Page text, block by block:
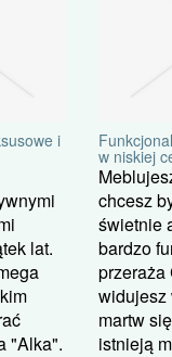
i
lat.
"Alka".
w niskiej
chcesz
świetnie
bardzo
przeraża
widujesz
martw
istnieją